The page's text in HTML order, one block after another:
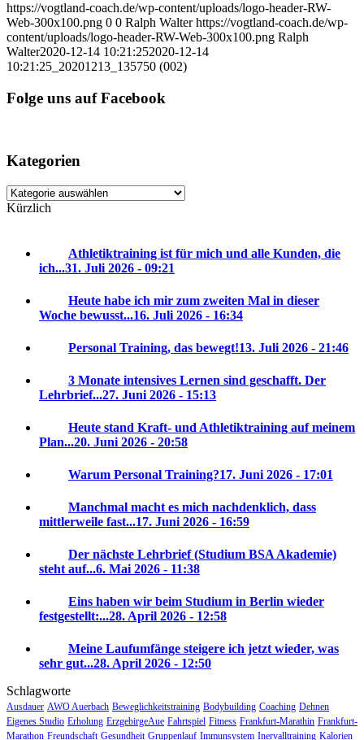
https://vogtland-coach.de/wp-content/uploads/logo-header-RW-
Web-300x100.png 0 0 Ralph Walter https://vogtland-coach.de/wp-
content/uploads/logo-header-RW-Web-300x100.png Ralph
Walter2020-12-14 10:21:252020-12-14
10:21:25 _20201213_135750 (002)
Folge uns auf Facebook
Kategorien
Kategorien
Kürzlich
Athletiktraining ist für mich und alle Kunden, die
ich...31. Juli 2026 - 09:21
Heute habe ich mir zum zweiten Mal in dieser
Woche bewusst...16. Juli 2026 - 16:34
Personal Training, das bewegt!13. Juli 2026 - 21:46
3 Monate intensives Lernen sind geschafft. Der
Lehrbrief...27. Juni 2026 - 15:13
Heute stand Kraft- und Athletiktraining auf meinem
Plan...20. Juni 2026 - 20:58
Warum Personal Training?17. Juni 2026 - 17:01
Manchmal macht es mich nachdenklich, dass
mittlerweile fast...17. Juni 2026 - 16:59
Der nächste Lehrbrief (Studium BSA Akademie)
steht auf...6. Mai 2026 - 11:38
Eins haben wir beim Studium in Berlin wieder
festgestellt:...28. April 2026 - 12:58
Meine Laufumfänge steigere ich jetzt wieder, was
sehr gut...28. April 2026 - 12:50
Schlagworte
Ausdauer AWO Auerbach Beweglichkeitstraining Bodybuilding Coaching Dehnen
Eigenes Studio Erholung ErzgebirgeAue Fahrtspiel Fitness Frankfurt-Marathin Frankfurt-
Marathon Freundschaft Gesundheit Gruppenlauf Immunsystem Inervalltraining Kalorien